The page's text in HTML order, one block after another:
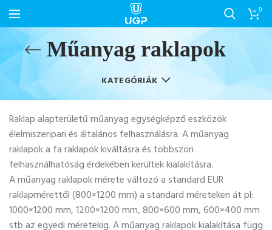
0
Műanyag raklapok
KATEGÓRIÁK
Raklap alapterületű műanyag egységképző eszközök
élelmiszeripari és általános felhasználásra. A műanyag
raklapok a fa raklapok kiváltásra és többszöri
felhasználhatóság érdekében kerültek kialakításra.
A műanyag raklapok mérete változó a standard EUR
raklapmérettől (800×1200 mm) a standard méreteken át pl:
1000×1200 mm, 1200×1200 mm, 800×600 mm, 600×400 mm
stb az egyedi méretekig. A műanyag raklapok kialakítása függ